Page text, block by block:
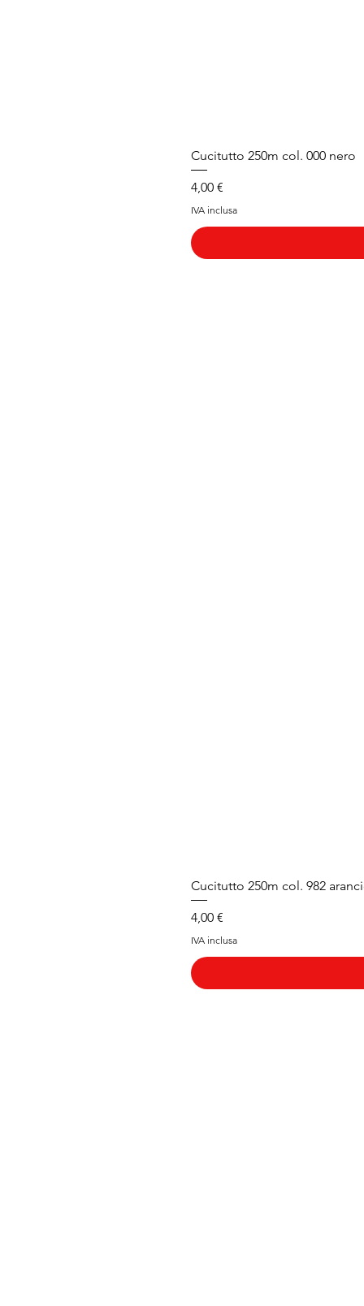
Cucitutto 250m col. 000 nero
Prezzo
4,00 €
IVA inclusa
Cucitutto 250m col. 982
Prezzo
4,00 €
IVA inclusa